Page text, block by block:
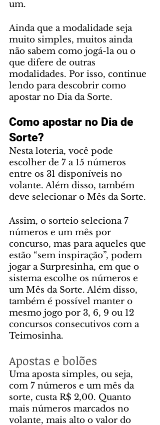
um.
Ainda que a modalidade seja
muito simples, muitos ainda
não sabem como jogá-la ou o
que difere de outras
modalidades. Por isso, continue
lendo para descobrir como
apostar no Dia da Sorte.
Como apostar no Dia de
Sorte?
Nesta loteria, você pode
escolher de 7 a 15 números
entre os 31 disponíveis no
volante. Além disso, também
deve selecionar o Mês da Sorte.
Assim, o sorteio seleciona 7
números e um mês por
concurso, mas para aqueles que
estão “sem inspiração”, podem
jogar a Surpresinha, em que o
sistema escolhe os números e
um Mês da Sorte. Além disso,
também é possível manter o
mesmo jogo por 3, 6, 9 ou 12
concursos consecutivos com a
Teimosinha.
Apostas e bolões
Uma aposta simples, ou seja,
com 7 números e um mês da
sorte, custa R$ 2,00. Quanto
mais números marcados no
volante, mais alto o valor do